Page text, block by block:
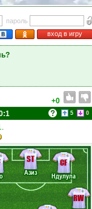
пароль
вход в игру
+0
5 0
.
Азиз Ндулула
RW
ST CF